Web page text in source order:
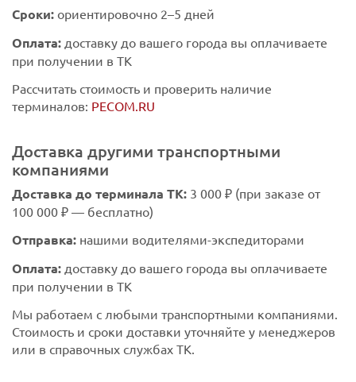
Сроки: ориентировочно 2–5 дней
Оплата: доставку до вашего города вы оплачиваете
при получении в ТК
Рассчитать стоимость и проверить наличие
терминалов: PECOM.RU
Доставка другими транспортными
компаниями
Доставка до терминала ТК: 3 000 ₽ (при заказе от
100 000 ₽ — бесплатно)
Отправка: нашими водителями-экспедиторами
Оплата: доставку до вашего города вы оплачиваете
при получении в ТК
Мы работаем с любыми транспортными компаниями.
Стоимость и сроки доставки уточняйте у менеджеров
или в справочных службах ТК.